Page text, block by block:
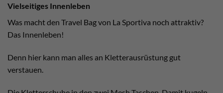
Vielseitiges Innenleben
Was macht den Travel Bag von La Sportiva noch attraktiv?
Das Innenleben!
Denn hier kann man alles an Kletterausrüstung gut
verstauen.